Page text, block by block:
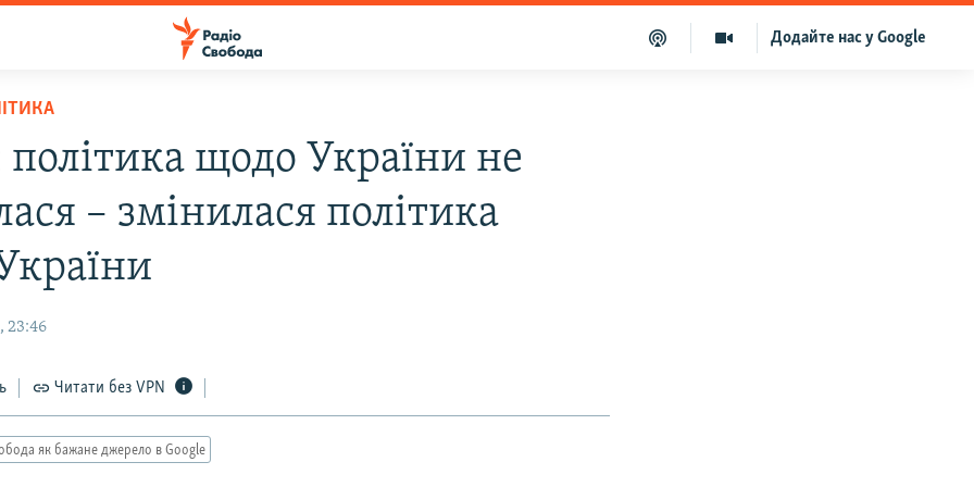
Додайте нас у Google
щодо України не
– змінилася політика
23:46
Читати без VPN
як бажане джерело в Google